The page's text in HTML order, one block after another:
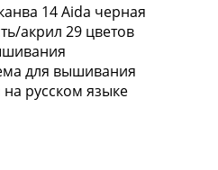
14 Aida черная
акрил 29 цветов
для вышивания
на русском языке